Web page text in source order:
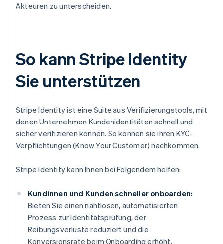
Akteuren zu unterscheiden.
So kann Stripe Identity
Sie unterstützen
Stripe Identity ist eine Suite aus Verifizierungstools, mit
denen Unternehmen Kundenidentitäten schnell und
sicher verifizieren können. So können sie ihren KYC-
Verpflichtungen (Know Your Customer) nachkommen.
Stripe Identity kann Ihnen bei Folgendem helfen:
Kundinnen und Kunden schneller onboarden:
Bieten Sie einen nahtlosen, automatisierten
Prozess zur Identitätsprüfung, der
Reibungsverluste reduziert und die
Konversionsrate beim Onboarding erhöht.